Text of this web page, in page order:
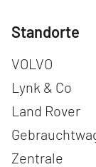
Standorte
Navigation
VOLVO
Lynk & Co
Land Rover
Zentrale